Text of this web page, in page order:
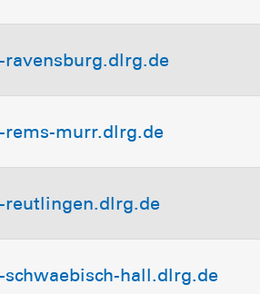
ravensburg.dlrg.de
rems-murr.dlrg.de
reutlingen.dlrg.de
schwaebisch-hall.dlrg.de